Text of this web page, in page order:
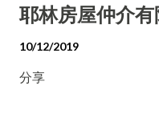
耶林房屋仲介有
10/12/2019
分享